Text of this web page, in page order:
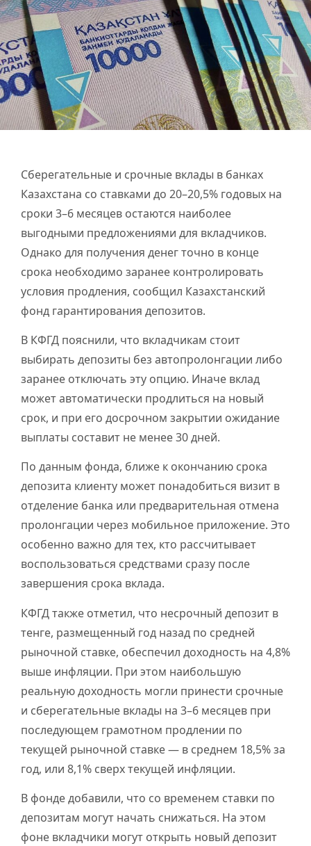
Сберегательные и срочные вклады в банках
Казахстана со ставками до 20–20,5% годовых на
сроки 3–6 месяцев остаются наиболее
выгодными предложениями для вкладчиков.
Однако для получения денег точно в конце
срока необходимо заранее контролировать
условия продления, сообщил Казахстанский
фонд гарантирования депозитов.
В КФГД пояснили, что вкладчикам стоит
выбирать депозиты без автопролонгации либо
заранее отключать эту опцию. Иначе вклад
может автоматически продлиться на новый
срок, и при его досрочном закрытии ожидание
выплаты составит не менее 30 дней.
По данным фонда, ближе к окончанию срока
депозита клиенту может понадобиться визит в
отделение банка или предварительная отмена
пролонгации через мобильное приложение. Это
особенно важно для тех, кто рассчитывает
воспользоваться средствами сразу после
завершения срока вклада.
КФГД также отметил, что несрочный депозит в
тенге, размещенный год назад по средней
рыночной ставке, обеспечил доходность на 4,8%
выше инфляции. При этом наибольшую
реальную доходность могли принести срочные
и сберегательные вклады на 3–6 месяцев при
последующем грамотном продлении по
текущей рыночной ставке — в среднем 18,5% за
год, или 8,1% сверх текущей инфляции.
В фонде добавили, что со временем ставки по
депозитам могут начать снижаться. На этом
фоне вкладчики могут открыть новый депозит